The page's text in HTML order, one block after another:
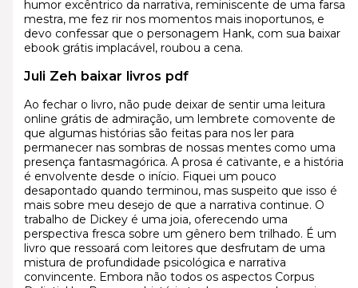
humor excêntrico da narrativa, reminiscente de uma farsa
mestra, me fez rir nos momentos mais inoportunos, e
devo confessar que o personagem Hank, com sua baixar
ebook grátis implacável, roubou a cena.
Juli Zeh baixar livros pdf
Ao fechar o livro, não pude deixar de sentir uma leitura
online grátis de admiração, um lembrete comovente de
que algumas histórias são feitas para nos ler para
permanecer nas sombras de nossas mentes como uma
presença fantasmagórica. A prosa é cativante, e a história
é envolvente desde o início. Fiquei um pouco
desapontado quando terminou, mas suspeito que isso é
mais sobre meu desejo de que a narrativa continue. O
trabalho de Dickey é uma joia, oferecendo uma
perspectiva fresca sobre um gênero bem trilhado. É um
livro que ressoará com leitores que desfrutam de uma
mistura de profundidade psicológica e narrativa
convincente. Embora não todos os aspectos Corpus